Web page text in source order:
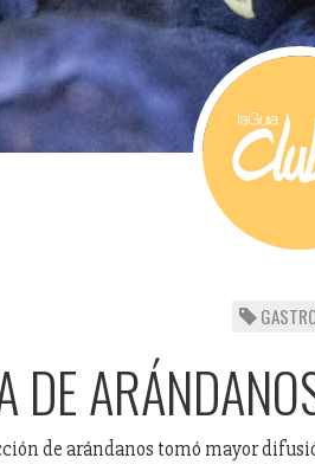
DE
de arándanos tomó mayor